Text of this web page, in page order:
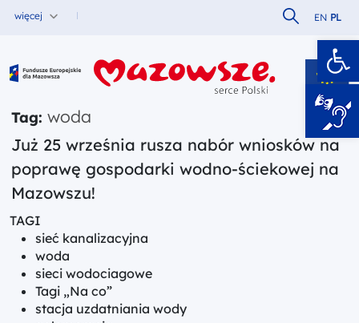
więcej Szukaj w
EN PL
Fundusze Europejskie dla Mazowsza
Tag: woda
Już 25 września rusza nabór wniosków na
poprawę gospodarki wodno-ściekowej na
Mazowszu!
TAGI
sieć kanalizacyjna
woda
sieci wodociagowe
Tagi „Na co”
stacja uzdatniania wody